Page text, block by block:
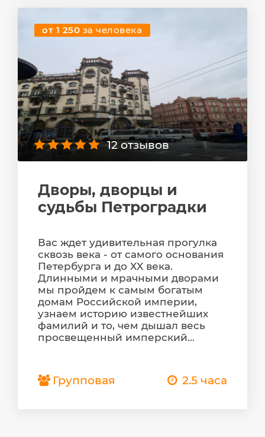
от 1 250 за человека
12 отзывов
Дворы, дворцы и
судьбы Петроградки
Вас ждет удивительная прогулка
сквозь века - от самого основания
Петербурга и до XX века.
Длинными и мрачными дворами
мы пройдем к самым богатым
домам Российской империи,
узнаем историю известнейших
фамилий и то, чем дышал весь
просвещенный имперский...
Групповая 2.5 часа